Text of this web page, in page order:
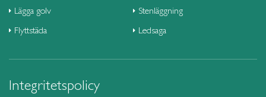
Lägga golv
Flyttstäda
Stenläggning
Ledsaga
Integritetspolicy